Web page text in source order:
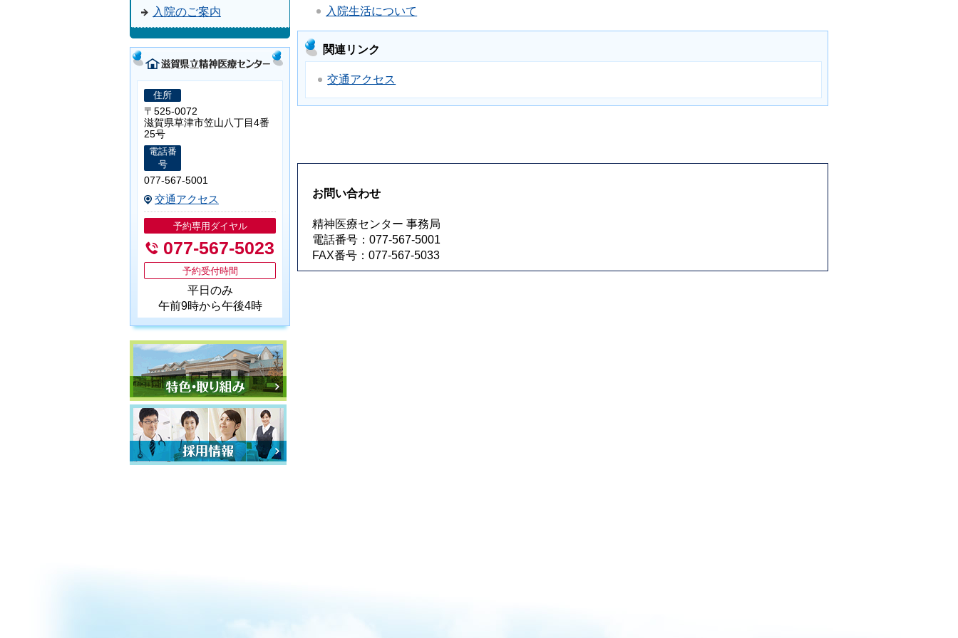
入院のご案内
住所
〒525-0072
滋賀県草津市笠山八丁目4番
25号
電話番
号
077-567-5001
交通アクセス
予約専用ダイヤル
077-567-5023
予約受付時間
平日のみ
午前9時から午後4時
特色・取り組み
採用情報
入院生活について
関連リンク
交通アクセス
お問い合わせ
精神医療センター 事務局
電話番号：077-567-5001
FAX番号：077-567-5033